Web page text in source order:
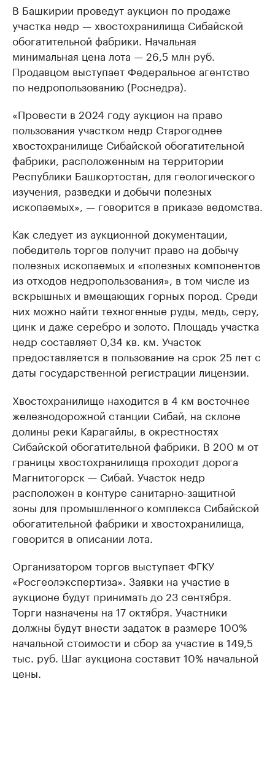
В Башкирии проведут аукцион по продаже
участка недр — хвостохранилища Сибайской
обогатительной фабрики. Начальная
минимальная цена лота — 26,5 млн руб.
Продавцом выступает Федеральное агентство
по недропользованию (Роснедра).
«Провести в 2024 году аукцион на право
пользования участком недр Старогоднее
хвостохранилище Сибайской обогатительной
фабрики, расположенным на территории
Республики Башкортостан, для геологического
изучения, разведки и добычи полезных
ископаемых», — говорится в приказе ведомства.
Как следует из аукционной документации,
победитель торгов получит право на добычу
полезных ископаемых и «полезных компонентов
из отходов недропользования», в том числе из
вскрышных и вмещающих горных пород. Среди
них можно найти техногенные руды, медь, серу,
цинк и даже серебро и золото. Площадь участка
недр составляет 0,34 кв. км. Участок
предоставляется в пользование на срок 25 лет с
даты государственной регистрации лицензии.
Хвостохранилище находится в 4 км восточнее
железнодорожной станции Сибай, на склоне
долины реки Карагайлы, в окрестностях
Сибайской обогатительной фабрики. В 200 м от
границы хвостохранилища проходит дорога
Магнитогорск — Сибай. Участок недр
расположен в контуре санитарно-защитной
зоны для промышленного комплекса Сибайской
обогатительной фабрики и хвостохранилища,
говорится в описании лота.
Организатором торгов выступает ФГКУ
«Росгеолэкспертиза». Заявки на участие в
аукционе будут принимать до 23 сентября.
Торги назначены на 17 октября. Участники
должны будут внести задаток в размере 100%
начальной стоимости и сбор за участие в 149,5
тыс. руб. Шаг аукциона составит 10% начальной
цены.